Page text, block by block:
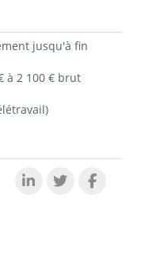
jusqu'à fin
à 2 100 € brut